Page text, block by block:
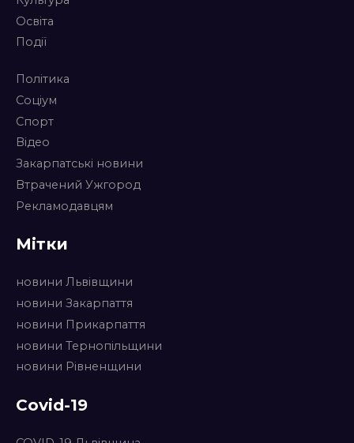
Освіта
Події
Політика
Соціум
Спорт
Відео
Закарпатські новини
Втрачений Ужгород
Рекламодавцям
Мітки
новини Львівщини
новини Закарпаття
новини Прикарпаття
новини Тернопільщини
новини Рівненщини
Covid-19